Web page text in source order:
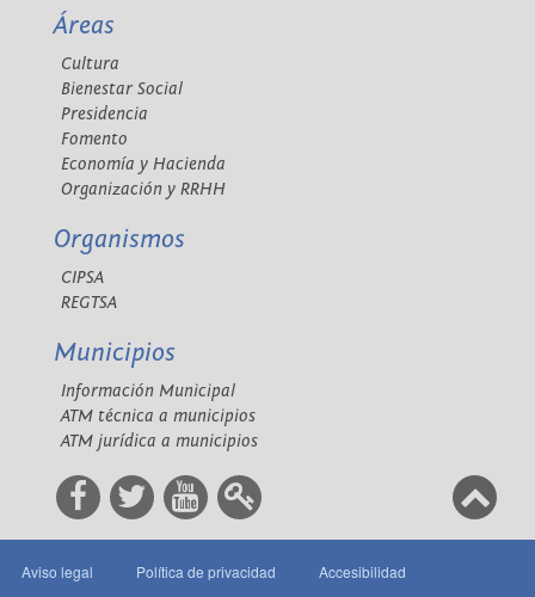
Áreas
Cultura
Bienestar Social
Presidencia
Fomento
Economía y Hacienda
Organización y RRHH
Organismos
CIPSA
REGTSA
Municipios
Información Municipal
ATM técnica a municipios
ATM jurídica a municipios
Aviso legal Política de privacidad Accesibilidad